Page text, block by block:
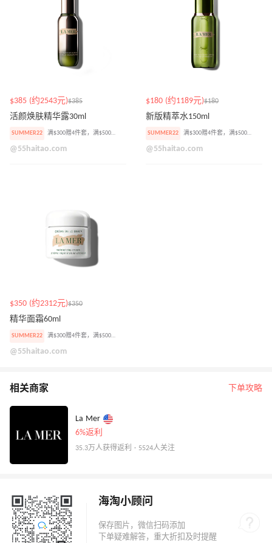
$385 (约2543元)$385
活颜焕肤精华露30ml
SUMMER22 满$300赠4件套，满$500加赠焕肤精华小样
@55haitao.com
$180 (约1189元)$180
新版精萃水150ml
SUMMER22 满$300赠4件套，满$500加赠焕肤精华小样
@55haitao.com
$350 (约2312元)$350
精华面霜60ml
SUMMER22 满$300赠4件套，满$500加赠焕肤精华小样
@55haitao.com
相关商家 下单攻略
La Mer
6%返利
35.3万人获得返利 · 5524人关注
海淘小顾问